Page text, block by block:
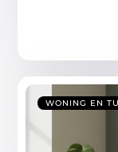
WONING EN